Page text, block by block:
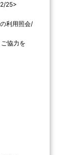
25>
利用照会/
協力を